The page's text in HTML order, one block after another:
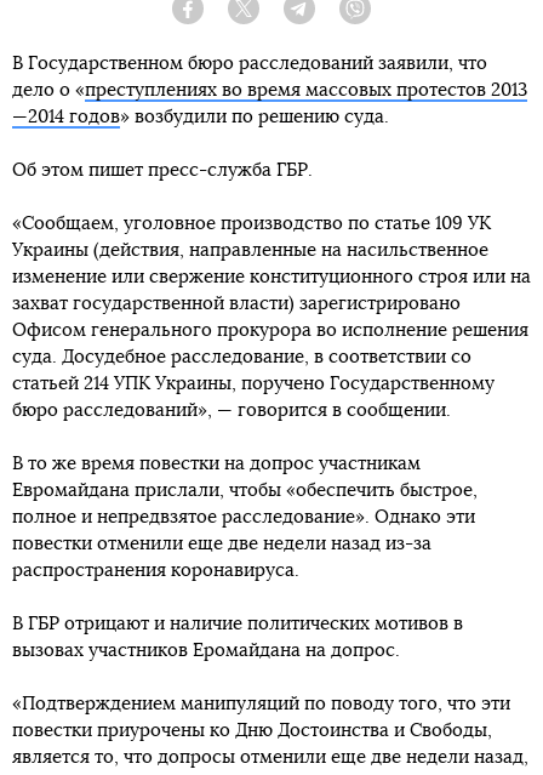
Facebook Twitter Telegram
В Государственном бюро расследований заявили, что
дело о «преступлениях во время массовых протестов 2013
—2014 годов» возбудили по решению суда.
Об этом пишет пресс-служба ГБР.
«Сообщаем, уголовное производство по статье 109 УК
Украины (действия, направленные на насильственное
изменение или свержение конституционного строя или на
захват государственной власти) зарегистрировано
Офисом генерального прокурора во исполнение решения
суда. Досудебное расследование, в соответствии со
статьей 214 УПК Украины, поручено Государственному
бюро расследований», — говорится в сообщении.
В то же время повестки на допрос участникам
Евромайдана прислали, чтобы «обеспечить быстрое,
полное и непредвзятое расследование». Однако эти
повестки отменили еще две недели назад из-за
распространения коронавируса.
В ГБР отрицают и наличие политических мотивов в
вызовах участников Еромайдана на допрос.
«Подтверждением манипуляций по поводу того, что эти
повестки приурочены ко Дню Достоинства и Свободы,
является то, что допросы отменили еще две недели назад,